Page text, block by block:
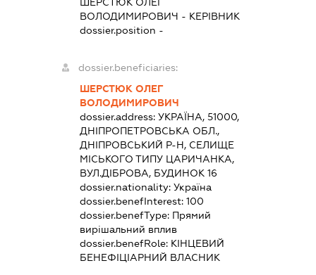
ВОЛОДИМИРОВИЧ - КЕРІВНИК
dossier.position -
dossier.beneficiaries:
ШЕРСТЮК ОЛЕГ
ВОЛОДИМИРОВИЧ
dossier.address: УКРАЇНА, 51000,
ДНІПРОПЕТРОВСЬКА ОБЛ.,
ДНІПРОВСЬКИЙ Р-Н, СЕЛИЩЕ
МІСЬКОГО ТИПУ ЦАРИЧАНКА,
ВУЛ.ДІБРОВА, БУДИНОК 16
dossier.nationality: Україна
dossier.benefInterest: 100
dossier.benefType: Прямий
вирішальний вплив
dossier.benefRole: КІНЦЕВИЙ
БЕНЕФІЦІАРНИЙ ВЛАСНИК